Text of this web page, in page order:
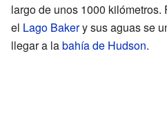
largo de unos 1000
el Lago Bakery sus aguas se
llegar a labahía de Hudson.